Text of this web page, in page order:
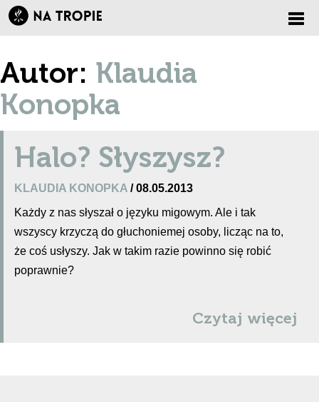
Autor: Klaudia
Konopka
Halo? Słyszysz?
KLAUDIA KONOPKA / 08.05.2013
Każdy z nas słyszał o języku migowym. Ale i tak
wszyscy krzyczą do głuchoniemej osoby, licząc na to,
że coś usłyszy. Jak w takim razie powinno się robić
poprawnie?
Czytaj więcej